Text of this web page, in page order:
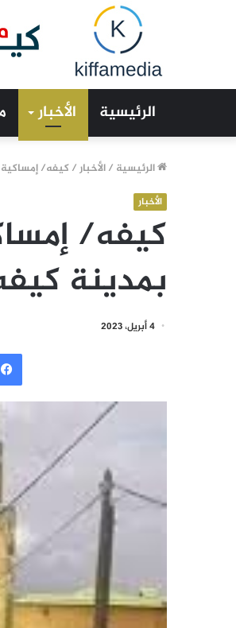
الرئيسية الأخبار
الرئيسية /الأخبار/كيفه/ إمساكية اليوم الثلاثاء
الأخبار
بمدينة
4 أبريل، 2023